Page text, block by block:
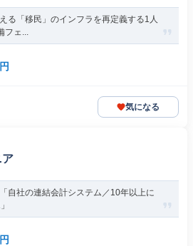
る「移民」のインフラを再定義する1人
フェ...
気になる
ア
自社の連結会計システム／10年以上に